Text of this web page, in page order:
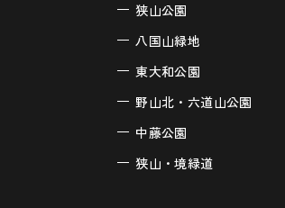
狭山公園
八国山緑地
東大和公園
野山北・六道山公園
中藤公園
狭山・境緑道